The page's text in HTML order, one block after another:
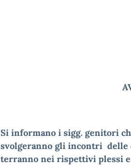
Si informano i sigg. genitori
svolgeranno gli incontri delle
terranno nei rispettivi plessi